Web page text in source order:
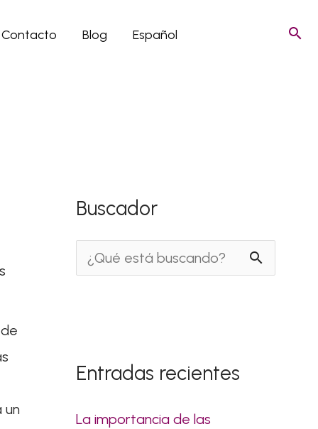
Contacto Blog Español
un
Buscador
a
Entradas recientes
La importancia de las